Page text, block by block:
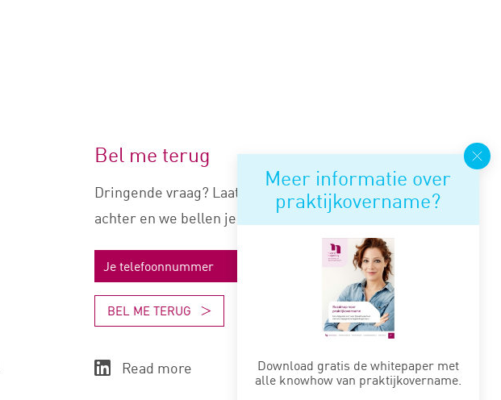
Meer informatie over
praktijkovername?
Download gratis de whitepaper met
alle knowhow van praktijkovername.
Bel me terug
Dringende vraag? Laat je nummer
achter en we bellen je snel terug.
BEL ME TERUG
Read more